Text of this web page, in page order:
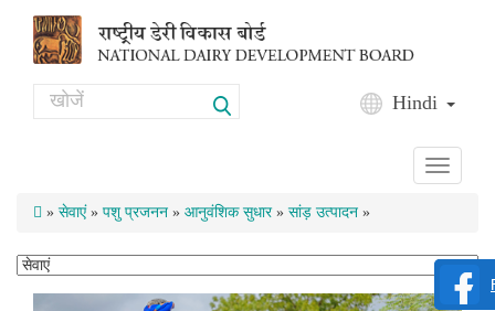
Search Hindi
Toggle
» सेवाएं» पशु प्रजनन » आनुवंशिक सुधार» सांड़ उत्पादन »